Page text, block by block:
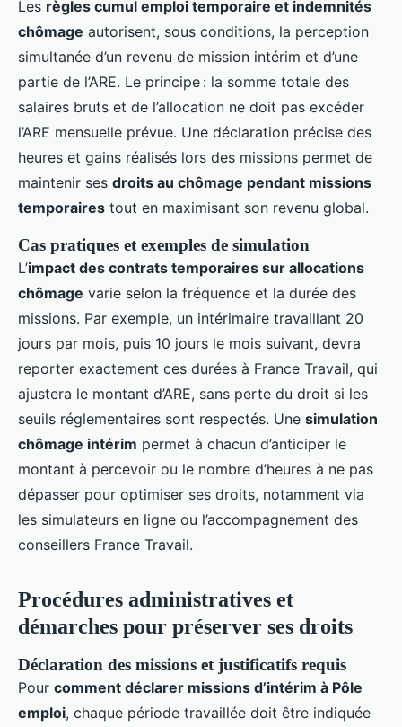
Les règles cumul emploi temporaire et indemnités
chômage autorisent, sous conditions, la perception
simultanée d’un revenu de mission intérim et d’une
partie de l’ARE. Le principe : la somme totale des
salaires bruts et de l’allocation ne doit pas excéder
l’ARE mensuelle prévue. Une déclaration précise des
heures et gains réalisés lors des missions permet de
maintenir ses droits au chômage pendant missions
temporaires tout en maximisant son revenu global.
Cas pratiques et exemples de simulation
L’impact des contrats temporaires sur allocations
chômage varie selon la fréquence et la durée des
missions. Par exemple, un intérimaire travaillant 20
jours par mois, puis 10 jours le mois suivant, devra
reporter exactement ces durées à France Travail, qui
ajustera le montant d’ARE, sans perte du droit si les
seuils réglementaires sont respectés. Une simulation
chômage intérim permet à chacun d’anticiper le
montant à percevoir ou le nombre d’heures à ne pas
dépasser pour optimiser ses droits, notamment via
les simulateurs en ligne ou l’accompagnement des
conseillers France Travail.
Procédures administratives et
démarches pour préserver ses droits
Déclaration des missions et justificatifs requis
Pour comment déclarer missions d’intérim à Pôle
emploi, chaque période travaillée doit être indiquée